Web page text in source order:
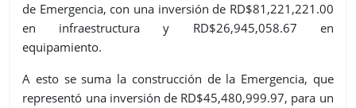
de Emergencia, con una inversión de RD$81,221,221.00
en infraestructura y RD$26,945,058.67 en
equipamiento.
A esto se suma la construcción de la Emergencia, que
representó una inversión de RD$45,480,999.97, para un